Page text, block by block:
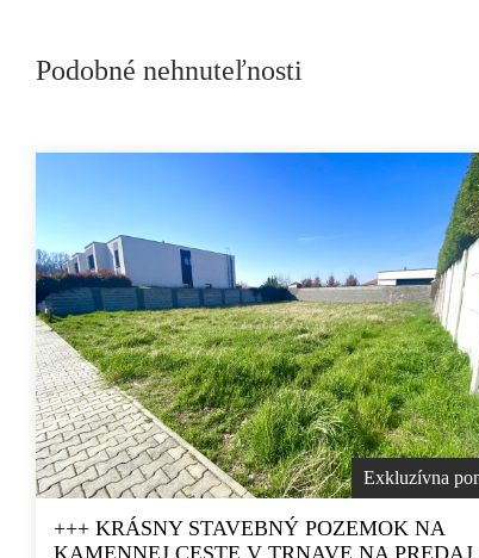
Podobné nehnuteľnosti
Exkluzívna
+++ KRÁSNY STAVEBNÝ POZEMOK NA
KAMENNEJ CESTE V TRNAVE NA PREDAJ